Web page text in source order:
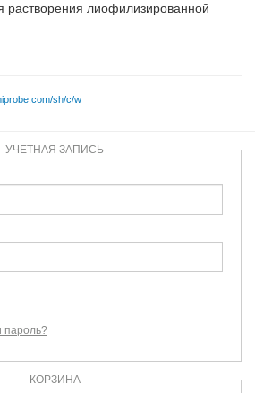
растворения лиофилизированной
sh/c/w
УЧЕТНАЯ ЗАПИСЬ
пароль?
КОРЗИНА